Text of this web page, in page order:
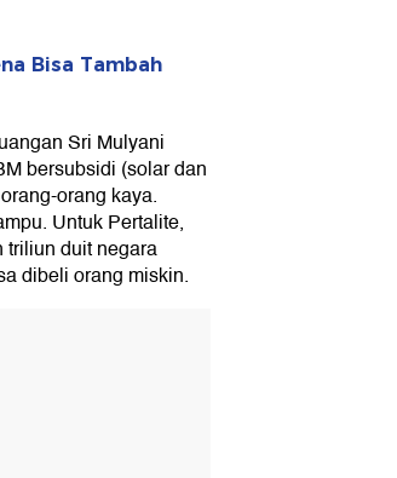
Bisa Tambah
Sri Mulyani
bersubsidi (solar dan
orang kaya.
Untuk Pertalite,
triliun duit negara
dibeli orang miskin.